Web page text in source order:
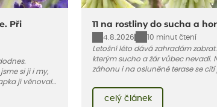
Při
si ji i my,
11 na rostliny do sucha a
4.8.2026
10 minut čtení
Letošní léto dává zahradám
kterým sucho a žár vůbec nevadí.
záhonu i na osluněné terase se
léto bez pravidelné zálivky. Pojďme
celý článek